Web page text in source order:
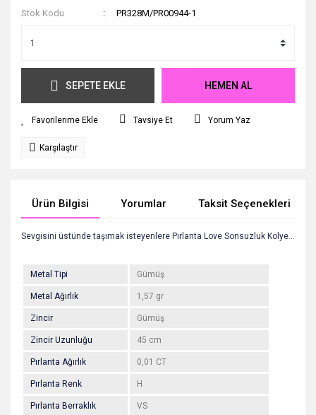
Stok Kodu
PR328M/PR00944-1
SEPETE EKLE HEMEN AL
Tavsiye Et Yorum Yaz
Karşılaştır
Ürün Bilgisi Yorumlar Taksit Seçenekleri
Sevgisini üstünde taşımak isteyenlere Pırlanta Love Sonsuzluk Kolye...
Metal Tipi Gümüş
Metal Ağırlık 1,57 gr
Zincir Gümüş
Zincir Uzunluğu 45 cm
Pırlanta Ağırlık 0,01 CT
Pırlanta Renk H
Pırlanta Berraklık VS